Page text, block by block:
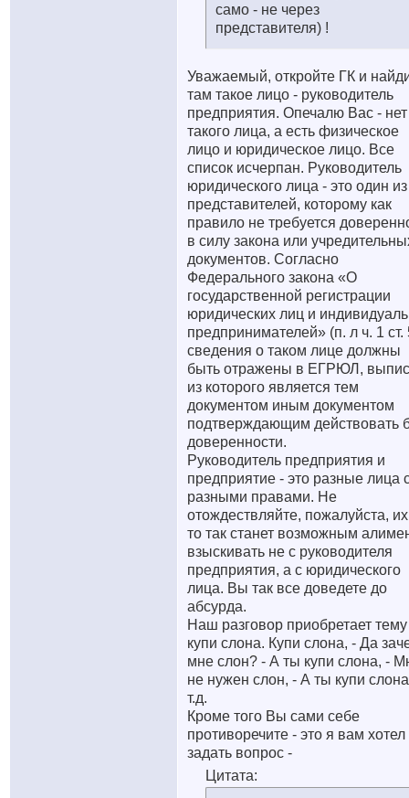
само - не через
представителя) !
Уважаемый, откройте ГК и
там такое лицо - руководитель
предприятия. Опечалю Вас - нет
такого лица, а есть физическое
лицо и юридическое лицо. Все
список исчерпан. Руководитель
юридического лица - это один из
представителей, которому как
правило не требуется
в силу закона или
документов. Согласно
Федерального закона «О
государственной регистрации
юридических лиц и
предпринимателей» (п. л ч. 1 ст.
сведения о таком лице должны
быть отражены в ЕГРЮЛ,
из которого является тем
документом иным документом
подтверждающим действовать
доверенности.
Руководитель предприятия и
предприятие - это разные лица
разными правами. Не
отождествляйте, пожалуйста,
то так станет возможным
взыскивать не с руководителя
предприятия, а с юридического
лица. Вы так все доведете до
абсурда.
Наш разговор приобретает
купи слона. Купи слона, - Да
мне слон? - А ты купи слона, -
не нужен слон, - А ты купи
т.д.
Кроме того Вы сами себе
противоречите - это я вам хотел
задать вопрос -
Цитата: